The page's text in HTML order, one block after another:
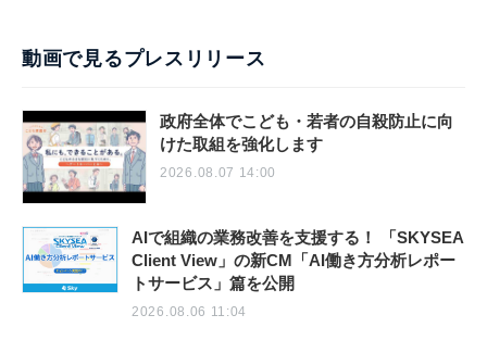
動画で見るプレスリリース
政府全体でこども・若者の自殺防止に向
けた取組を強化します
2026.08.07 14:00
AIで組織の業務改善を支援する！ 「SKYSEA
Client View」の新CM「AI働き方分析レポー
トサービス」篇を公開
2026.08.06 11:04